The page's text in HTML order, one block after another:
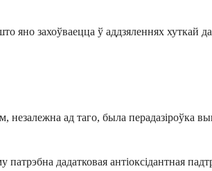
яно захоўваецца ў аддзяленнях хуткай
ад таго, была перадазіроўка
дадатковая антіоксідантная